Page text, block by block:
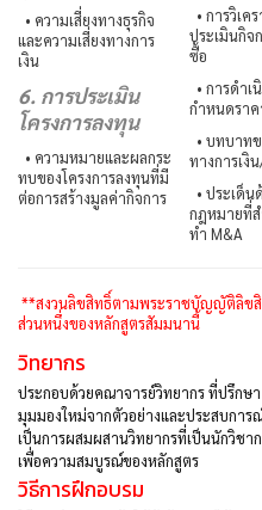
• ความเสี่ยงทางธุรกิจ
และความเสี่ยงทางการ
เงิน
6. การประเมิน
โครงการลงทุน
• ความหมายและผลกระ
ทบของโครงการลงทุนที่มี
ต่อการสร้างมูลค่ากิจการ
• การวิเค
ประเมินกิจ
ซื้อ
• การดำเ
กำหนดราค
• บทบาท
ทางการเงิ
• ประเด็
กฎหมายที่
ทำ M&A
**สงวนลิขสิทธิ์ตามพระราชบัญญัติลิข
ส่วนหนึ่งของหลักสูตรสัมมนานี้
วิทยากร
ประกอบด้วยคณาจารย์วิทยากร ที่ปรึกษ
มุมมองใหม่จากตัวอย่างและประสบการ
เป็นการผสมผสานวิทยากรที่เป็นนักวิช
เพื่อความสมบูรณ์ของหลักสูตร
วิธีการฝึกอบรม